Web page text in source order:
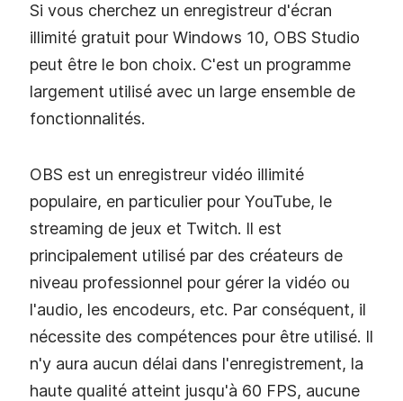
Si vous cherchez un enregistreur d'écran
illimité gratuit pour Windows 10, OBS Studio
peut être le bon choix. C'est un programme
largement utilisé avec un large ensemble de
fonctionnalités.
OBS est un enregistreur vidéo illimité
populaire, en particulier pour YouTube, le
streaming de jeux et Twitch. Il est
principalement utilisé par des créateurs de
niveau professionnel pour gérer la vidéo ou
l'audio, les encodeurs, etc. Par conséquent, il
nécessite des compétences pour être utilisé. Il
n'y aura aucun délai dans l'enregistrement, la
haute qualité atteint jusqu'à 60 FPS, aucune